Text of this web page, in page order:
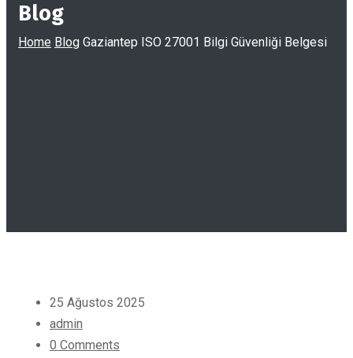
Blog
Home Blog Gaziantep ISO 27001 Bilgi Güvenliği Belgesi
25 Ağustos 2025
admin
0 Comments